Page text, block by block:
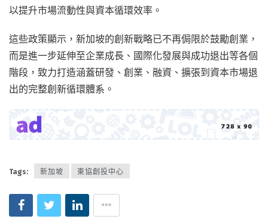
以提升市場流動性與資本循環效率。
這些政策顯示，新加坡的創新戰略已不再侷限於鼓勵創業，
而是進一步延伸至企業成長、國際化發展與成功退出等各個
階段，致力打造涵蓋研發、創業、融資、擴張到資本市場退
出的完整創新循環體系。
Tags: 新加坡 東協創投中心